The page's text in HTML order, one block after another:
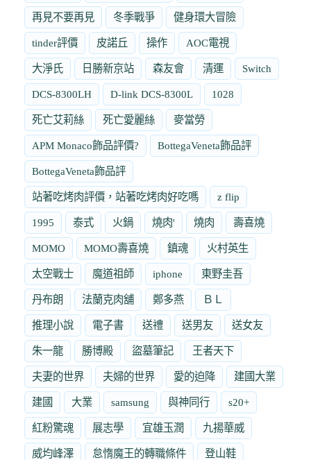
再見不要再見 冬季戰爭 健身環大冒險
tinder評價 皮諾丘 操作 AOC電視
大淨氏 日勝新京站 森友會 清運 Switch
DCS-8300LH D-link DCS-8300L 1028
死亡艾莉絲 死亡愛麗絲 麥當勞
APM Monaco飾品評價? BottegaVeneta飾品評
BottegaVeneta飾品評
站著吃烤肉評價，站著吃烤肉好吃嗎 z flip
1995 泰式 火鍋 燒肉' 燒肉 壽喜燒
MOMO MOMO壽喜燒 鎮魂 火村英生
太空戰士 魔道祖師 iphone 東野圭吾
丹布朗 法蘭克肉舖 鄭多燕 ＢＬ
推理小說 電子書 送禮 送男友 送女友
朱一龍 勝博殿 盜墓筆記 王者天下
夫妻的世界 夫婦的世界 愛的迫降 建國大業
建國 大業 samsung 與神同行 s20+
紅粉驚魂 展志學 宜雄玉潤 九揚華威
威均峰澤 怠惰魔王的轉職條件 登山鞋